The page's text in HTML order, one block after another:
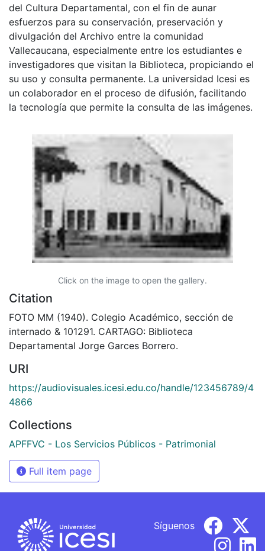
del Cultura Departamental, con el fin de aunar
esfuerzos para su conservación, preservación y
divulgación del Archivo entre la comunidad
Vallecaucana, especialmente entre los estudiantes e
investigadores que visitan la Biblioteca, propiciando el
su uso y consulta permanente. La universidad Icesi es
un colaborador en el proceso de difusión, facilitando
la tecnología que permite la consulta de las imágenes.
Click on the image to open the gallery.
Citation
FOTO MM (1940). Colegio Académico, sección de
internado & 101291. CARTAGO: Biblioteca
Departamental Jorge Garces Borrero.
URI
https://audiovisuales.icesi.edu.co/handle/123456789/4
4866
Collections
APFFVC - Los Servicios Públicos - Patrimonial
Full item page
Síguenos